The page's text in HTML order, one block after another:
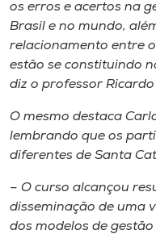
os erros e acertos na
Brasil e no mundo,
relacionamento entre
estão se constituindo
diz o professor
O mesmo destaca
lembrando que os
diferentes de Santa
– O curso alcançou
disseminação de uma
dos modelos de